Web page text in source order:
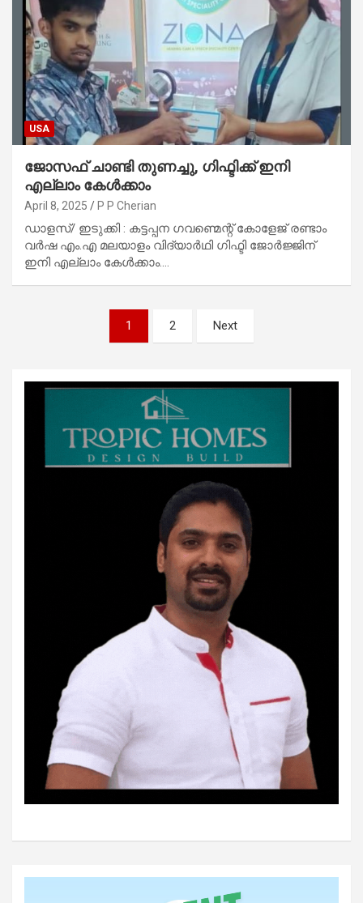
USA
ജോസഫ് ചാണ്ടി തുണച്ചു, ഗിഫ്ടിക്ക് ഇനി
എല്ലാം കേൾക്കാം
April 8, 2025 P P Cherian
ഡാളസ്/ ഇടുക്കി : കട്ടപ്പന ഗവണ്മെന്റ് കോളേജ് രണ്ടാം
വർഷ എം.എ മലയാളം വിദ്യാർഥി ഗിഫ്ടി ജോർജ്ജിന്
ഇനി എല്ലാം കേൾക്കാം.…
1 2 Next